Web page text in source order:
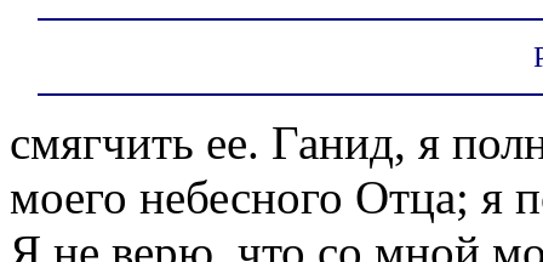
смягчить ее. Ганид, я
моего небесного Отца; я